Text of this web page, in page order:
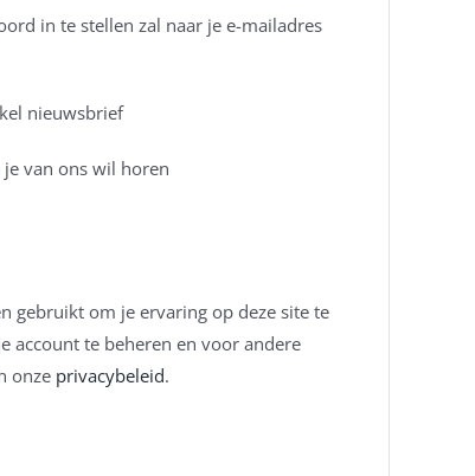
in te stellen zal naar je e-mailadres
nieuwsbrief
van ons wil horen
gebruikt om je ervaring op deze site te
account te beheren en voor andere
onze privacybeleid.